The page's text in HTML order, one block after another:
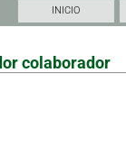
INICIO
colaborador